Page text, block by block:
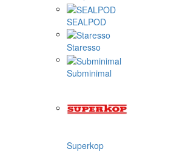
SEALPOD
Staresso
Subminimal
Superkop